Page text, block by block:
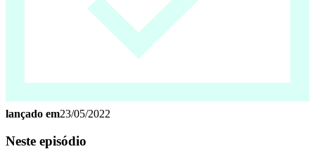
lançado em23/05/2022
Neste episódio